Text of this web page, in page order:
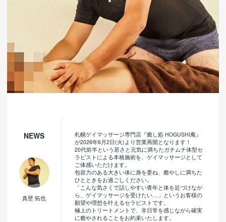
NEWS
真壁 拓也
札幌ゲイマッサージ専門店『癒し処 HOGUSHI庵』
が2026年6月2日(火)より営業再開となります！
20代前半という若さと元気に満ちたガチムチ体型セ
ラピストによる本格施術を、ゲイマッサージとして
ご体感いただけます。
包容力のある大きい体に身を委ね、癒やしに満ちた
ひとときをお過ごしください。
「こんな気さくで話しやすい青年と体を近づけなが
ら、ゲイマッサージを受けたい…」というお客様の
願望や理想を叶えるセラピストです。
極上のトリートメントで、非日常を感じながら確実
に癒やされることをお約束いたします。